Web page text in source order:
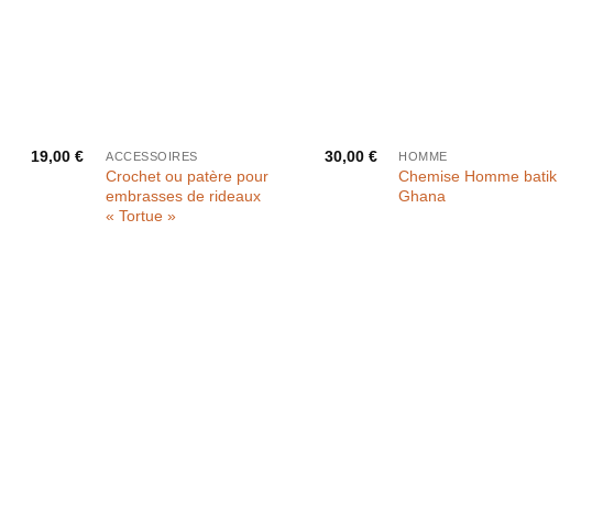
19,00€ ACCESSOIRES
Crochet ou patère pour
embrasses de rideaux
« Tortue »
30,00 € HOMME
Chemise Homme batik
Ghana